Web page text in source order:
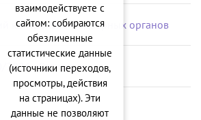
контрольно-надзорных органов
2026 «Расходы»
взаимодействуете с
сайтом: собираются
обезличенные
статистические данные
(источники переходов,
просмотры, действия
на страницах). Эти
данные не позволяют